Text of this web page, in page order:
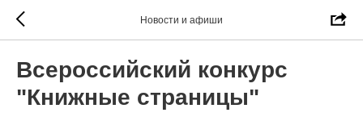
Новости и афиши
Всероссийский конкурс
"Книжные страницы"